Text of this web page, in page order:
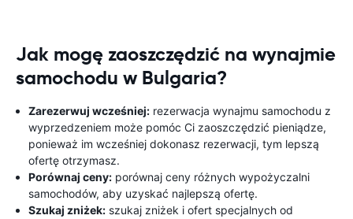
Jak mogę zaoszczędzić na wynajmie
samochodu w Bulgaria?
Zarezerwuj wcześniej: rezerwacja wynajmu samochodu z
wyprzedzeniem może pomóc Ci zaoszczędzić pieniądze,
ponieważ im wcześniej dokonasz rezerwacji, tym lepszą
ofertę otrzymasz.
Porównaj ceny: porównaj ceny różnych wypożyczalni
samochodów, aby uzyskać najlepszą ofertę.
Szukaj zniżek: szukaj zniżek i ofert specjalnych od